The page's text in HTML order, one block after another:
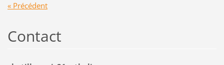
« Précédent
Contact